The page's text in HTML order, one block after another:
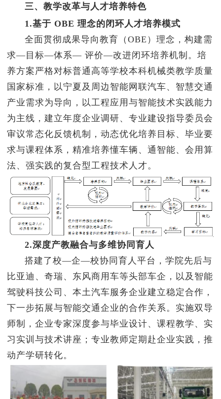
三、教学改革与人才培养特色
1.基于 OBE 理念的闭环人才培养模式
全面贯彻成果导向教育（OBE）理念，构建需
求—目标—体系— 评价—改进闭环培养机制。培
养方案严格对标普通高等学校本科机械类教学质量
国家标准，以宁夏及周边智能网联汽车、智慧交通
产业需求为导向，以工程应用与智能技术实践能力
为主线，建立年度企业调研、专业建设指导委员会
审议常态化反馈机制，动态优化培养目标、毕业要
求与课程体系，精准培养懂车辆、通智能、会用算
法、强实践的复合型工程技术人才。
2.深度产教融合与多维协同育人
搭建了校—企—校协同育人平台，学院先后与
比亚迪、奇瑞、东风商用车等头部车企，以及智能
驾驶科技公司、本土汽车服务企业建立稳定合作，
下一步拓展与智能交通企业的合作关系。实施双导
师制，企业专家深度参与毕业设计、课程教学、实
习实训与技术讲座；专业教师定期赴企业实践，推
动产学研转化。